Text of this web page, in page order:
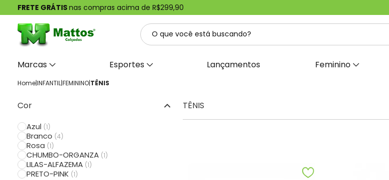
FRETE GRÁTISnas compras acima de R$299,90
Marcas Esportes Lançamentos Feminino
Home|INFANTIL|FEMININO|TÊNIS
Cor
Azul (1)
Branco (4)
Rosa (1)
CHUMBO-ORGANZA (1)
LILAS-ALFAZEMA (1)
PRETO-PINK (1)
TÊNIS